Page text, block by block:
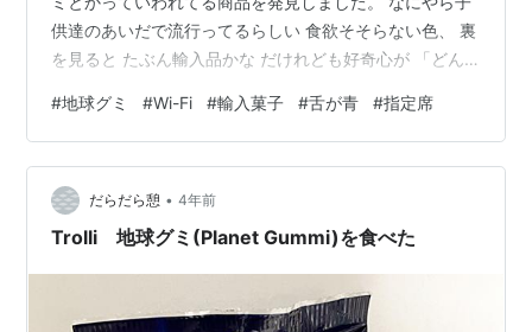
供達のあいだで流行ってるらしい 食欲そそらない色、 裏
を見ると たぶん輸入品かな だけれども好奇心が 「どん
ので単純計算147.75円四捨五入して148円 なかなかの額
です、 もしや円安のせい？ 開けてみました。 切ってみ
ました。 スポンジみたいな感じ 外側もベリー系な味で
中はブルーベリーのような甘酸っぱさ 味のバランスがっ
良く 一粒にしては食べ応えがありました。 原材料にブル
#地球グミ #Wi-Fi #輸入菓子 #舌が青 #指定席
だらだら憩 • 4年前
Trolli 地球グミ(Planet Gummi)を食べた